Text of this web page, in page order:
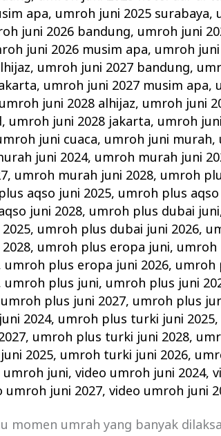
apa, umroh juni 2025 surabaya,
juni 2026 bandung, umroh juni
juni 2026 musim apa, umroh
, umroh juni 2027 bandung,
, umroh juni 2027 musim apa,
umroh juni 2028 alhijaz, umroh juni
, umroh juni 2028 jakarta, umroh
juni cuaca, umroh juni murah,
juni 2024, umroh murah juni
, umroh murah juni 2028, umroh
aqso juni 2025, umroh plus
juni 2028, umroh plus dubai juni
, umroh plus dubai juni 2026,
, umroh plus eropa juni, umroh
umroh plus eropa juni 2026, umroh
umroh plus juni, umroh plus juni
umroh plus juni 2027, umroh plus
2024, umroh plus turki juni 2025,
, umroh plus turki juni 2028,
2025, umroh turki juni 2026,
umroh juni,video umroh juni 2024,
umroh juni 2027,video umroh juni
momen umrah yang banyak